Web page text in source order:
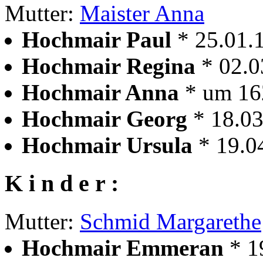
Mutter: Maister Anna
Hochmair Paul *
Hochmair Regina *
Hochmair Anna * um
Hochmair Georg *
Hochmair Ursula *
K i n d e r :
Mutter: Schmid Margarethe
Hochmair Emmeran *